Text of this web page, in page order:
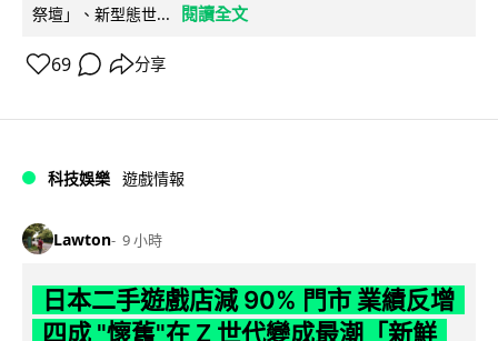
祭壇」、新型態世...
閱讀全文
69 分享
科技娛樂 遊戲情報
Lawton 9 小時
日本二手遊戲店減 90% 門市 業績反增
四成 "懷舊"在 Z 世代變成最潮「新鮮